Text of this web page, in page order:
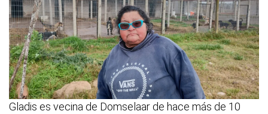
Gladis es vecina de Domselaar de hace más de 10